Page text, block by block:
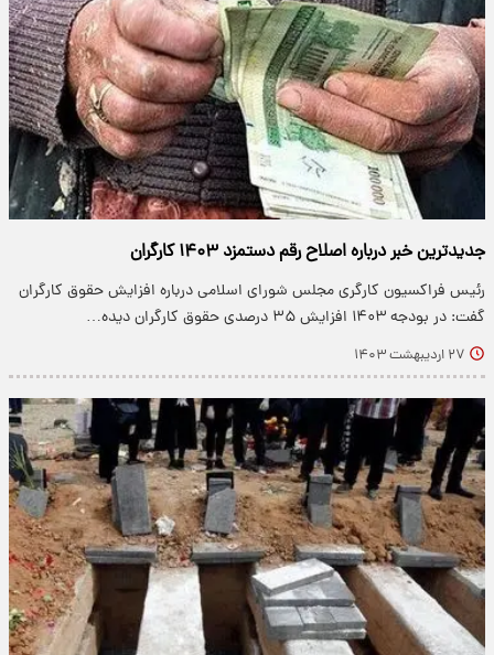
جدیدترین خبر درباره اصلاح رقم دستمزد ۱۴۰۳ کارگران
رئیس فراکسیون کارگری مجلس شورای اسلامی درباره افزایش حقوق کارگران
گفت: در بودجه ۱۴۰۳ افزایش ۳۵ درصدی حقوق کارگران دیده…
۲۷ اردیبهشت ۱۴۰۳